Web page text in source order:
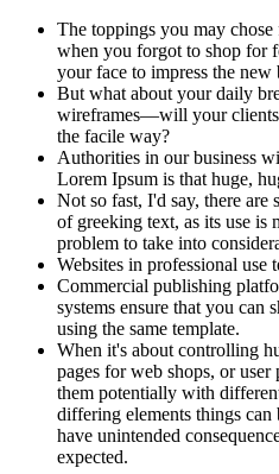
The toppings you may
when you forgot to shop for
your face to impress the new
But what about your daily
wireframes—will your clients
the facile way?
Authorities in our business
Lorem Ipsum is that huge,
Not so fast, I'd say, there are
of greeking text, as its use is
problem to take into
Websites in professional use
Commercial publishing
systems ensure that you can
using the same template.
When it's about controlling
pages for web shops, or
them potentially with
differing elements things can
have unintended
expected.